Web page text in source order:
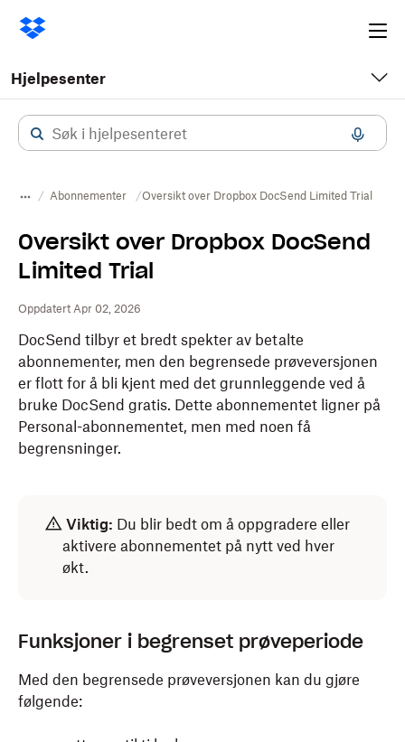
Hjelpesenter
Abonnementer Oversikt over Dropbox DocSend Limited Trial
Oversikt over Dropbox DocSend
Limited Trial
Oppdatert Apr 02, 2026
DocSend tilbyr et bredt spekter av betalte
abonnementer, men den begrensede prøveversjonen
er flott for å bli kjent med det grunnleggende ved å
bruke DocSend gratis. Dette abonnementet ligner på
Personal-abonnementet, men med noen få
begrensninger.
Viktig: Du blir bedt om å oppgradere eller
aktivere abonnementet på nytt ved hver
økt.
Funksjoner i begrenset prøveperiode
Med den begrensede prøveversjonen kan du gjøre
følgende: